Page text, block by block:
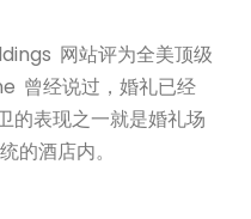
网站评为全美顶级
曾经说过，婚礼已经
的表现之一就是婚礼场
的酒店内。